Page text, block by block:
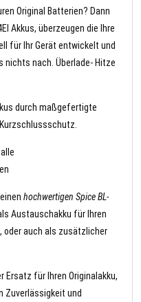
Original Batterien? Dann
Akkus, überzeugen die Ihre
für Ihr Gerät entwickelt und
nichts nach. Überlade- Hitze
durch maßgefertigte
hochwertigen Spice BL-
Austauschakku für Ihren
oder auch als zusätzlicher
Ersatz für Ihren Originalakku,
Zuverlässigkeit und